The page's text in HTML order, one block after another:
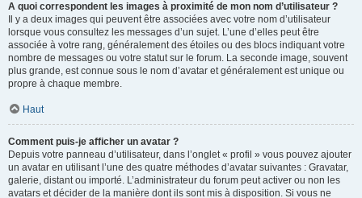
A quoi correspondent les images à proximité de mon nom d’utilisateur ?
Il y a deux images qui peuvent être associées avec votre nom d’utilisateur
lorsque vous consultez les messages d’un sujet. L’une d’elles peut être
associée à votre rang, généralement des étoiles ou des blocs indiquant votre
nombre de messages ou votre statut sur le forum. La seconde image, souvent
plus grande, est connue sous le nom d’avatar et généralement est unique ou
propre à chaque membre.
Haut
Comment puis-je afficher un avatar ?
Depuis votre panneau d’utilisateur, dans l’onglet « profil » vous pouvez ajouter
un avatar en utilisant l’une des quatre méthodes d’avatar suivantes : Gravatar,
galerie, distant ou importé. L’administrateur du forum peut activer ou non les
avatars et décider de la manière dont ils sont mis à disposition. Si vous ne